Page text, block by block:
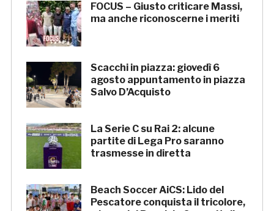
FOCUS – Giusto criticare Massi,
ma anche riconoscerne i meriti
Scacchi in piazza: giovedì 6
agosto appuntamento in piazza
Salvo D’Acquisto
La Serie C su Rai 2: alcune
partite di Lega Pro saranno
trasmesse in diretta
Beach Soccer AiCS: Lido del
Pescatore conquista il tricolore,